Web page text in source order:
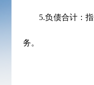
5.负债合计：指
务。